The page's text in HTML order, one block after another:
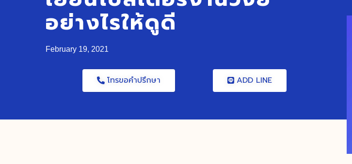
อย่างไรให้ดูดี
February 19, 2021
โทรขอคำปรึกษา ADD LINE